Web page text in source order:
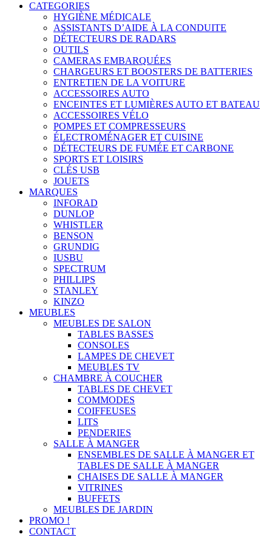
CATEGORIES
HYGIÈNE MÉDICALE
ASSISTANTS D’AIDE À LA CONDUITE
DÉTECTEURS DE RADARS
OUTILS
CAMERAS EMBARQUÉES
CHARGEURS ET BOOSTERS DE BATTERIES
ENTRETIEN DE LA VOITURE
ACCESSOIRES AUTO
ENCEINTES ET LUMIÈRES AUTO ET BATEAU
ACCESSOIRES VÉLO
POMPES ET COMPRESSEURS
ÉLECTROMÉNAGER ET CUISINE
DÉTECTEURS DE FUMÉE ET CARBONE
SPORTS ET LOISIRS
CLÉS USB
JOUETS
MARQUES
INFORAD
DUNLOP
WHISTLER
BENSON
GRUNDIG
IUSBU
SPECTRUM
PHILLIPS
STANLEY
KINZO
MEUBLES
MEUBLES DE SALON
TABLES BASSES
CONSOLES
LAMPES DE CHEVET
MEUBLES TV
CHAMBRE À COUCHER
TABLES DE CHEVET
COMMODES
COIFFEUSES
LITS
PENDERIES
SALLE À MANGER
ENSEMBLES DE SALLE À MANGER ET
TABLES DE SALLE À MANGER
CHAISES DE SALLE À MANGER
VITRINES
BUFFETS
MEUBLES DE JARDIN
PROMO !
CONTACT